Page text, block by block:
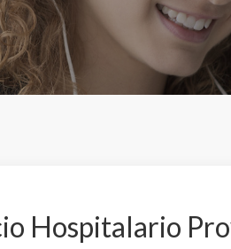
Hospitalario